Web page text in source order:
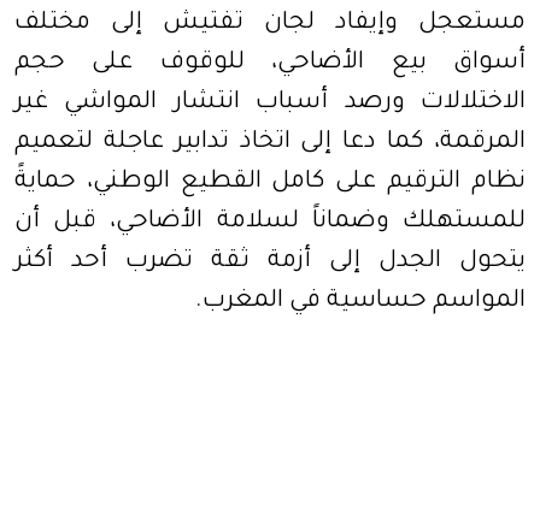
مستعجل وإيفاد لجان تفتيش إلى مختلف
أسواق بيع الأضاحي، للوقوف على حجم
الاختلالات ورصد أسباب انتشار المواشي غير
المرقمة، كما دعا إلى اتخاذ تدابير عاجلة لتعميم
نظام الترقيم على كامل القطيع الوطني، حمايةً
للمستهلك وضماناً لسلامة الأضاحي، قبل أن
يتحول الجدل إلى أزمة ثقة تضرب أحد أكثر
المواسم حساسية في المغرب.